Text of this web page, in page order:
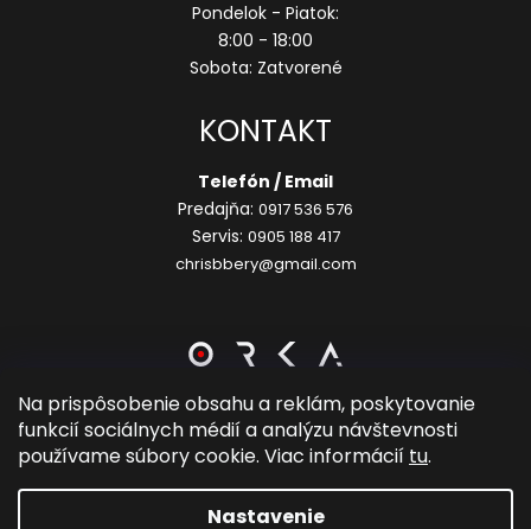
Na prispôsobenie obsahu a reklám, poskytovanie
funkcií sociálnych médií a analýzu návštevnosti
používame súbory cookie. Viac informácií tu.
Nastavenie
Pondelok - Piatok:
8:00 - 18:00
Sobota: Zatvorené
KONTAKT
Telefón / Email
Predajňa: 0917 536 576
Servis: 0905 188 417
chrisbbery@gmail.com
Vytvoril Shoptet
Chrisbbery Sport